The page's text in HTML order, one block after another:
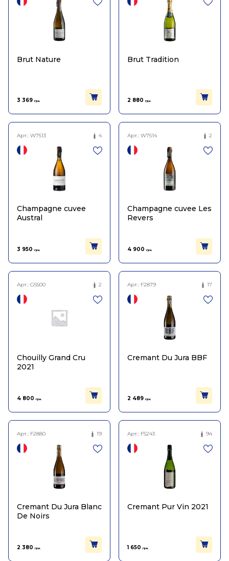
Brut Nature
3 369 грн.
Brut Tradition
2 880 грн.
Арт.: W7513 4
Champagne cuvee
Austral
3 950 грн.
Арт.: W7514 2
Champagne cuvee Les
Revers
4 900 грн.
Арт.: G5500 2
Chouilly Grand Cru
2021
4 800 грн.
Арт.: F2879 17
Cremant Du Jura BBF
2 489 грн.
Арт.: F2880 19
Cremant Du Jura Blanc
De Noirs
2 380 грн.
Арт.: F5243 94
Cremant Pur Vin 2021
1 650 грн.